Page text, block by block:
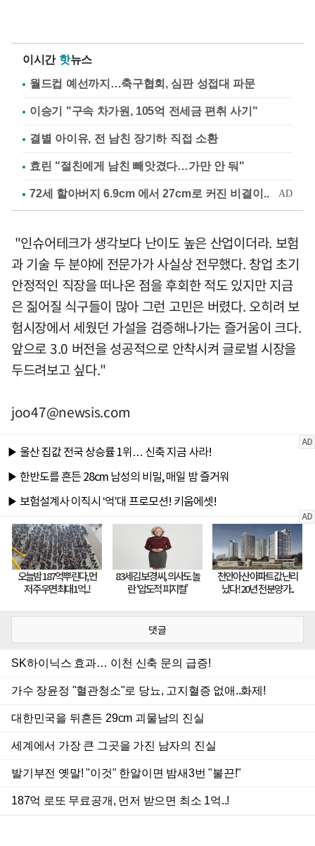
이시간 핫뉴스
월드컵 예선까지…축구협회, 심판 성접대 파문
이승기 "구속 차가원, 105억 전세금 편취 사기"
결별 아이유, 전 남친 장기하 직접 소환
효린 "절친에게 남친 빼앗겼다…가만 안 둬"
"인슈어테크가 생각보다 난이도 높은 산업이더라. 보험
과 기술 두 분야에 전문가가 사실상 전무했다. 창업 초기
안정적인 직장을 떠나온 점을 후회한 적도 있지만 지금
은 짊어질 식구들이 많아 그런 고민은 버렸다. 오히려 보
험시장에서 세웠던 가설을 검증해나가는 즐거움이 크다.
앞으로 3.0 버전을 성공적으로 안착시켜 글로벌 시장을
두드려보고 싶다."
joo47@newsis.com
댓글